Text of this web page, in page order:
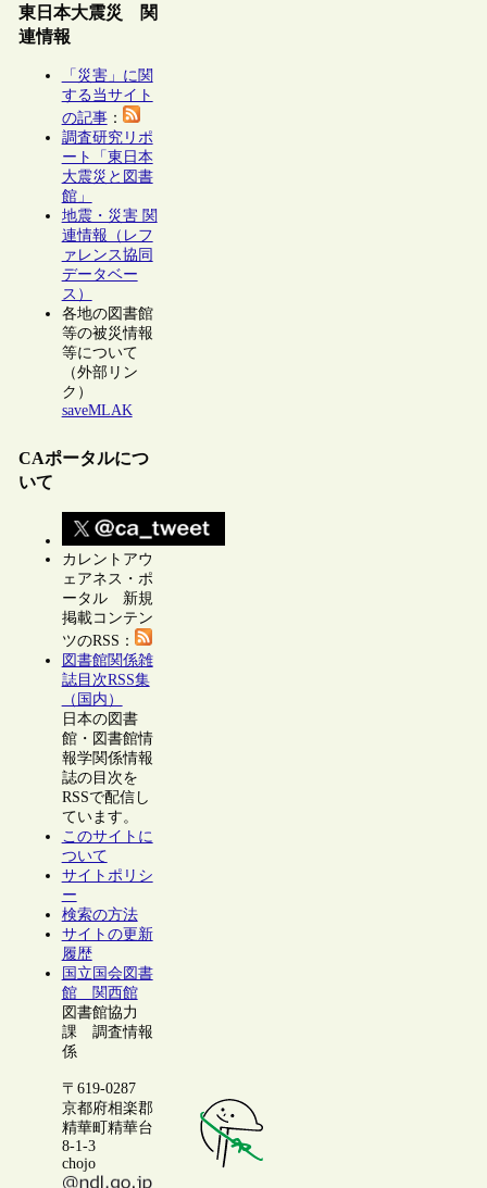
東日本大震災 関
連情報
「災害」に関
する当サイト
の記事：
調査研究リポ
ート「東日本
大震災と図書
館」
地震・災害 関
連情報（レフ
ァレンス協同
データベー
ス）
各地の図書館
等の被災情報
等について
（外部リン
ク）
saveMLAK
CAポータルにつ
いて
カレントアウ
ェアネス・ポ
ータル 新規
掲載コンテン
ツのRSS：
図書館関係雑
誌目次RSS集
（国内）
日本の図書
館・図書館情
報学関係情報
誌の目次を
RSSで配信し
ています。
このサイトに
ついて
サイトポリシ
ー
検索の方法
サイトの更新
履歴
国立国会図書
館 関西館
図書館協力
課 調査情報
係
〒619-0287
京都府相楽郡
精華町精華台
8-1-3
chojo